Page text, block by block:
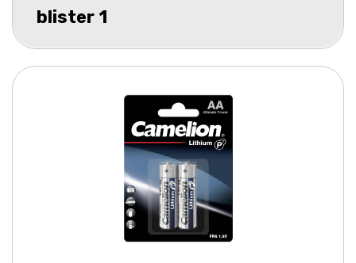
blister 1